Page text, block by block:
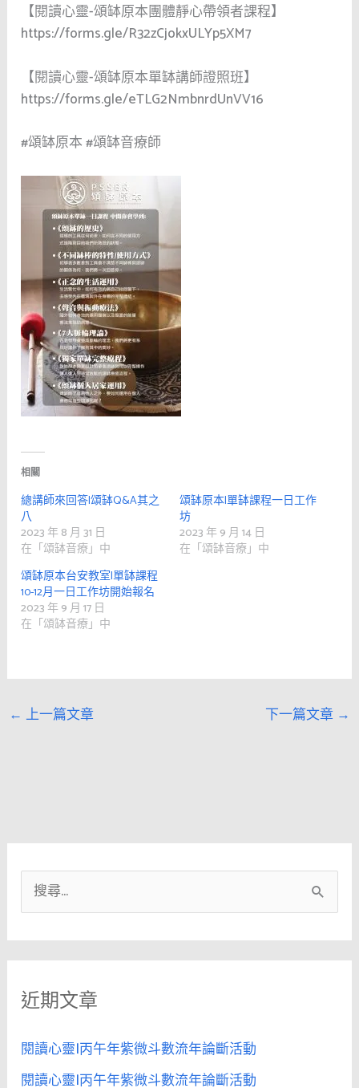
【閱讀心靈-頌缽原本團體靜心帶領者課程】
https://forms.gle/R32zCjokxULYp5XM7
【閱讀心靈-頌缽原本單缽講師證照班】
https://forms.gle/eTLG2NmbnrdUnVV16
#頌缽原本 #頌缽音療師
相關
總講師來回答|頌缽Q&A其之
八
2023 年 8 月 31 日
在「頌缽音療」中
頌缽原本|單缽課程一日工作
坊
2023 年 9 月 14 日
在「頌缽音療」中
頌缽原本台安教室|單缽課程
10-12月一日工作坊開始報名
2023 年 9 月 17 日
在「頌缽音療」中
← 上一篇文章 下一篇文章 →
尋
關
字
近期文章
閱讀心靈|丙午年紫微斗數流年論斷活動
閱讀心靈|丙午年紫微斗數流年論斷活動